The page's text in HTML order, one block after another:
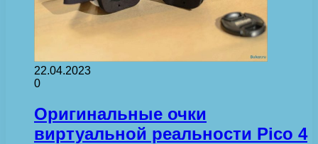
22.04.2023
0
Оригинальные очки
виртуальной реальности Pico 4